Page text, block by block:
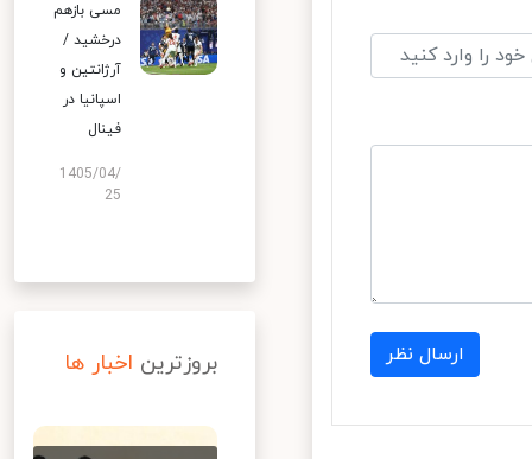
ارسال نظر
مسی بازهم
درخشید /
آرژانتین و
اسپانیا در
فینال
1405/04/
25
بروزترین اخبار ها